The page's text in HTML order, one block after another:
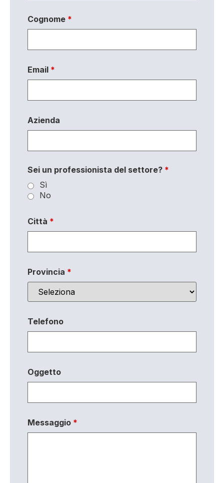
Cognome *
Email *
Azienda
Sei un professionista del settore? *
Sì
No
Città *
Provincia *
Telefono
Oggetto
Messaggio *